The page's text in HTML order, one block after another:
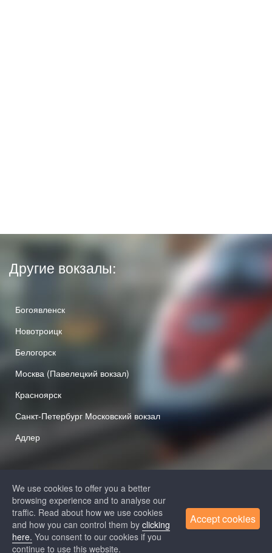
Другие вокзалы:
Богоявленск
Новотроицк
Белогорск
Москва (Павелецкий вокзал)
Красноярск
Санкт-Петербург Московский вокзал
Адлер
+7 (812) 313-64-52
+7 (495) 258-85-87
We use cookies to offer you a better
browsing experience and to analyse our
traffic. Read about how we use cookies
and how you can control them by clicking
here. You consent to our cookies if you
continue to use this website.
Accept cookies